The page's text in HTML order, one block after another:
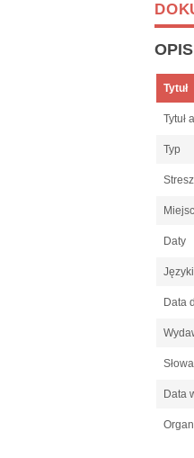
Tytuł
Tytuł
Typ
Daty
Języki
Data
Data